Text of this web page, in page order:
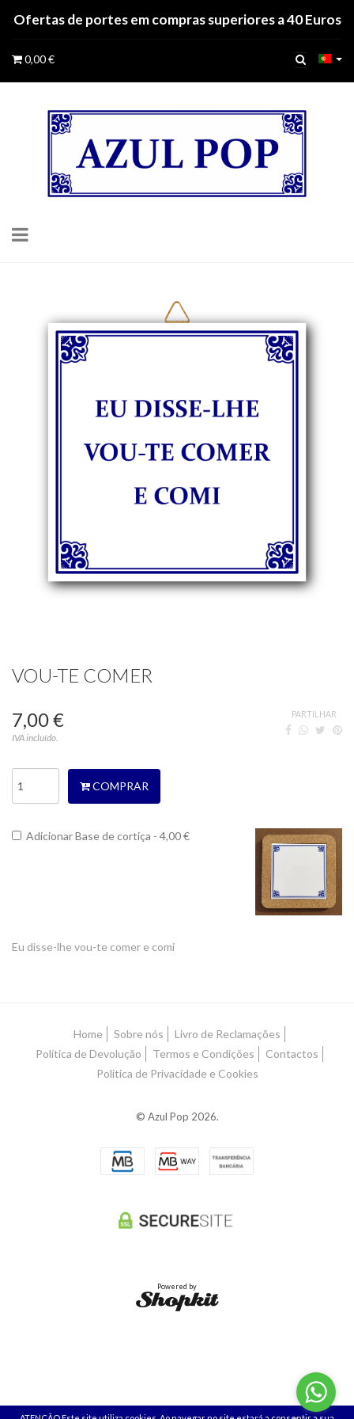
Ofertas de portes em compras superiores a 40 Euros
0,00 €
Toggle
VOU-TE COMER
7,00 €
IVA incluído.
PARTILHAR
COMPRAR
Adicionar Base de cortiça - 4,00 €
Eu disse-lhe vou-te comer e comi
Home Sobre nós
Livro de Reclamações
Política de Devolução
Termos e Condições
Contactos
Politica de Privacidade e Cookies
© Azul Pop 2026.
Powered by